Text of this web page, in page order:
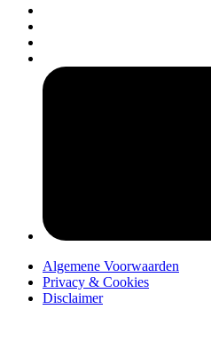
Algemene Voorwaarden
Privacy & Cookies
Disclaimer